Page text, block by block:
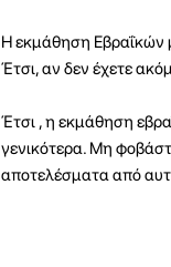
Η εκμάθηση Εβραΐκών
Έτσι, αν δεν έχετε
Έτσι , η εκμάθηση
γενικότερα. Μη
αποτελέσματα από